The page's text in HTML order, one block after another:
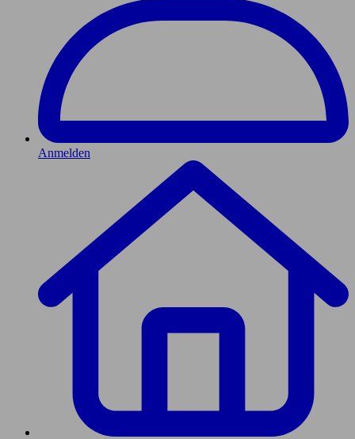
Anmelden